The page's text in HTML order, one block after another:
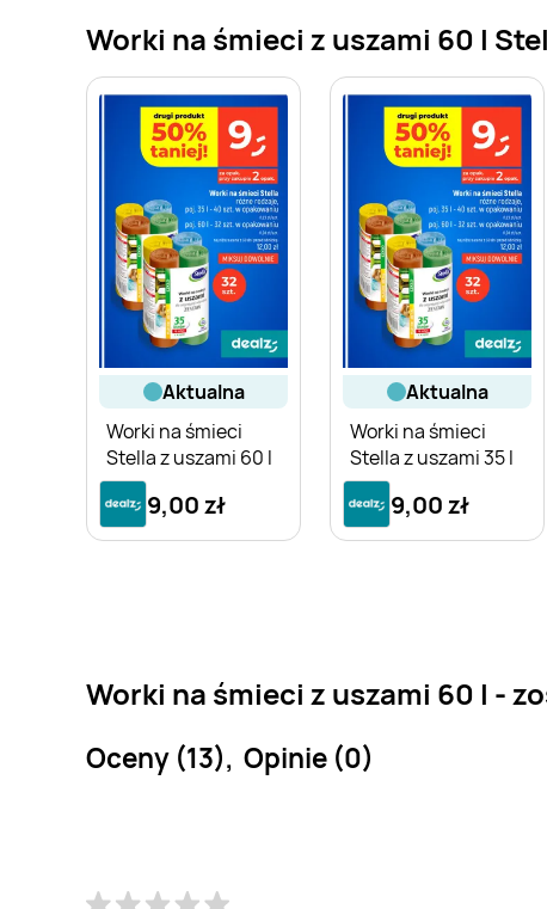
Worki na śmieci z uszami 60 l
aktualna
Worki na śmieci
Stella z uszami 60 l
9,00 zł
aktualna
Worki na śmieci
Stella z uszami 35 l
9,00 zł
Worki na śmieci z uszami 60 l -
Oceny (13), Opinie (0)